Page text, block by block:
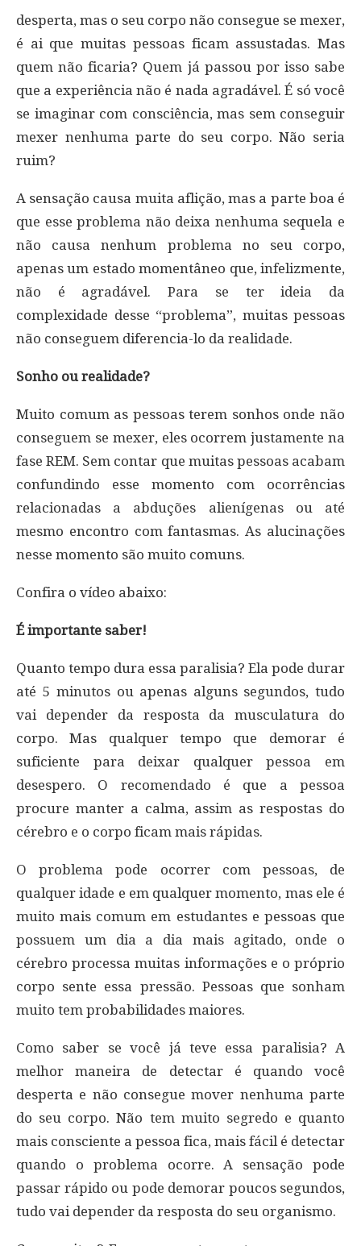
desperta, mas o seu corpo não consegue se mexer,
é ai que muitas pessoas ficam assustadas. Mas
quem não ficaria? Quem já passou por isso sabe
que a experiência não é nada agradável. É só você
se imaginar com consciência, mas sem conseguir
mexer nenhuma parte do seu corpo. Não seria
ruim?
A sensação causa muita aflição, mas a parte boa é
que esse problema não deixa nenhuma sequela e
não causa nenhum problema no seu corpo,
apenas um estado momentâneo que, infelizmente,
não é agradável. Para se ter ideia da
complexidade desse “problema”, muitas pessoas
não conseguem diferencia-lo da realidade.
Sonho ou realidade?
Muito comum as pessoas terem sonhos onde não
conseguem se mexer, eles ocorrem justamente na
fase REM. Sem contar que muitas pessoas acabam
confundindo esse momento com ocorrências
relacionadas a abduções alienígenas ou até
mesmo encontro com fantasmas. As alucinações
nesse momento são muito comuns.
Confira o vídeo abaixo:
É importante saber!
Quanto tempo dura essa paralisia? Ela pode durar
até 5 minutos ou apenas alguns segundos, tudo
vai depender da resposta da musculatura do
corpo. Mas qualquer tempo que demorar é
suficiente para deixar qualquer pessoa em
desespero. O recomendado é que a pessoa
procure manter a calma, assim as respostas do
cérebro e o corpo ficam mais rápidas.
O problema pode ocorrer com pessoas, de
qualquer idade e em qualquer momento, mas ele é
muito mais comum em estudantes e pessoas que
possuem um dia a dia mais agitado, onde o
cérebro processa muitas informações e o próprio
corpo sente essa pressão. Pessoas que sonham
muito tem probabilidades maiores.
Como saber se você já teve essa paralisia? A
melhor maneira de detectar é quando você
desperta e não consegue mover nenhuma parte
do seu corpo. Não tem muito segredo e quanto
mais consciente a pessoa fica, mais fácil é detectar
quando o problema ocorre. A sensação pode
passar rápido ou pode demorar poucos segundos,
tudo vai depender da resposta do seu organismo.